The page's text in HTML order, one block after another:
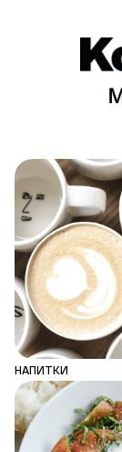
НАПИТКИ